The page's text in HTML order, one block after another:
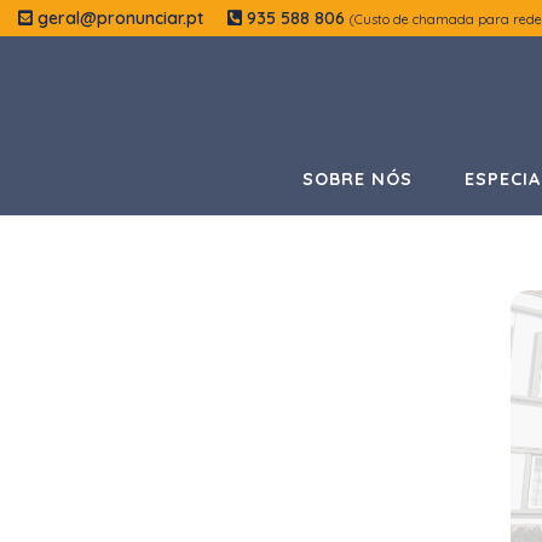
geral@pronunciar.pt 935 588 806 (Custo de chamada para
SOBRE NÓS